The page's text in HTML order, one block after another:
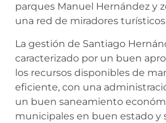
parques Manuel Hernández y
una red de miradores
La gestión de Santiago
caracterizado por un buen
los recursos disponibles de
eficiente, con una
un buen saneamiento
municipales en buen estado y